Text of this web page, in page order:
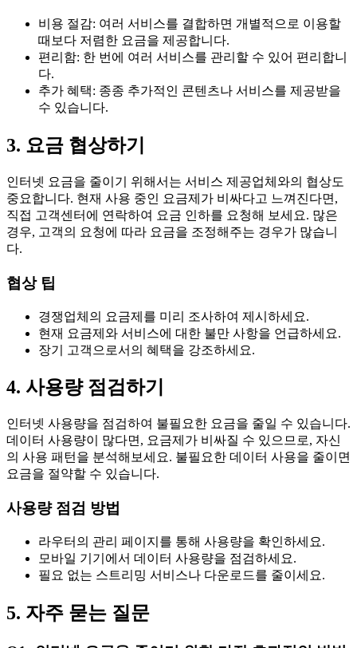
비용 절감: 여러 서비스를 결합하면 개별적으로 이용할
때보다 저렴한 요금을 제공합니다.
편리함: 한 번에 여러 서비스를 관리할 수 있어 편리합니
다.
추가 혜택: 종종 추가적인 콘텐츠나 서비스를 제공받을
수 있습니다.
3. 요금 협상하기
인터넷 요금을 줄이기 위해서는 서비스 제공업체와의 협상도
중요합니다. 현재 사용 중인 요금제가 비싸다고 느껴진다면,
직접 고객센터에 연락하여 요금 인하를 요청해 보세요. 많은
경우, 고객의 요청에 따라 요금을 조정해주는 경우가 많습니
다.
협상 팁
경쟁업체의 요금제를 미리 조사하여 제시하세요.
현재 요금제와 서비스에 대한 불만 사항을 언급하세요.
장기 고객으로서의 혜택을 강조하세요.
4. 사용량 점검하기
인터넷 사용량을 점검하여 불필요한 요금을 줄일 수 있습니다.
데이터 사용량이 많다면, 요금제가 비싸질 수 있으므로, 자신
의 사용 패턴을 분석해보세요. 불필요한 데이터 사용을 줄이면
요금을 절약할 수 있습니다.
사용량 점검 방법
라우터의 관리 페이지를 통해 사용량을 확인하세요.
모바일 기기에서 데이터 사용량을 점검하세요.
필요 없는 스트리밍 서비스나 다운로드를 줄이세요.
5. 자주 묻는 질문